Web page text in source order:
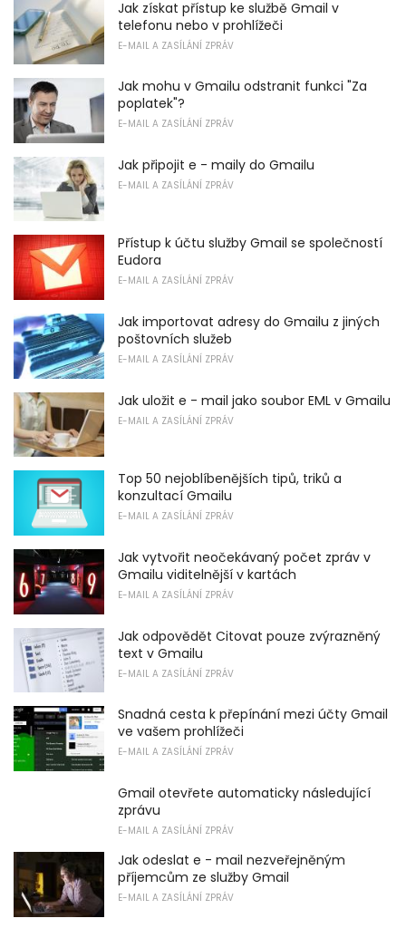
Jak získat přístup ke službě Gmail v
telefonu nebo v prohlížeči
E-MAIL A ZASÍLÁNÍ ZPRÁV
Jak mohu v Gmailu odstranit funkci "Za
poplatek"?
E-MAIL A ZASÍLÁNÍ ZPRÁV
Jak připojit e - maily do Gmailu
E-MAIL A ZASÍLÁNÍ ZPRÁV
Přístup k účtu služby Gmail se společností
Eudora
E-MAIL A ZASÍLÁNÍ ZPRÁV
Jak importovat adresy do Gmailu z jiných
poštovních služeb
E-MAIL A ZASÍLÁNÍ ZPRÁV
Jak uložit e - mail jako soubor EML v Gmailu
E-MAIL A ZASÍLÁNÍ ZPRÁV
Top 50 nejoblíbenějších tipů, triků a
konzultací Gmailu
E-MAIL A ZASÍLÁNÍ ZPRÁV
Jak vytvořit neočekávaný počet zpráv v
Gmailu viditelnější v kartách
E-MAIL A ZASÍLÁNÍ ZPRÁV
Jak odpovědět Citovat pouze zvýrazněný
text v Gmailu
E-MAIL A ZASÍLÁNÍ ZPRÁV
Snadná cesta k přepínání mezi účty Gmail
ve vašem prohlížeči
E-MAIL A ZASÍLÁNÍ ZPRÁV
Gmail otevřete automaticky následující
zprávu
E-MAIL A ZASÍLÁNÍ ZPRÁV
Jak odeslat e - mail nezveřejněným
příjemcům ze služby Gmail
E-MAIL A ZASÍLÁNÍ ZPRÁV